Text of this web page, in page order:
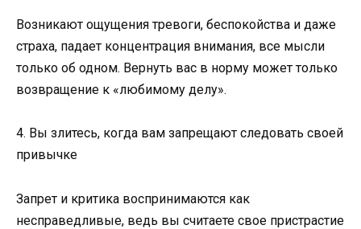
Возникают ощущения тревоги, беспокойства и даже
страха, падает концентрация внимания, все мысли
только об одном. Вернуть вас в норму может только
возвращение к «любимому делу».
4. Вы злитесь, когда вам запрещают следовать своей
привычке
Запрет и критика воспринимаются как
несправедливые, ведь вы считаете свое пристрастие